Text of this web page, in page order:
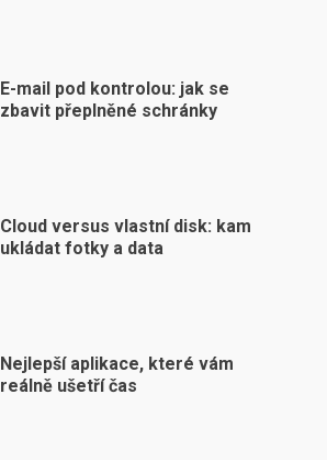
E-mail pod kontrolou: jak se
zbavit přeplněné schránky
Cloud versus vlastní disk: kam
ukládat fotky a data
Nejlepší aplikace, které vám
reálně ušetří čas